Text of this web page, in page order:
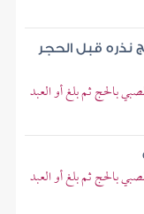
قبل الحجر
بالحج ثم بلغ أو العبد
بالحج ثم بلغ أو العبد